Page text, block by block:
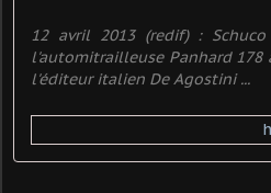
12 avril 2013 (redif) :
l'automitrailleuse Panhard
l'éditeur italien De Agostini ...